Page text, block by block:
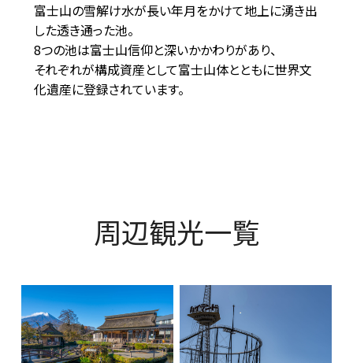
富士山の雪解け水が長い年月をかけて地上に湧き出
した透き通った池。
8つの池は富士山信仰と深いかかわりがあり、
それぞれが構成資産として富士山体とともに世界文
化遺産に登録されています。
周辺観光一覧